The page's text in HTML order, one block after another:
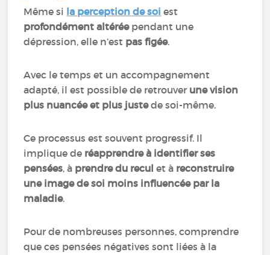
Même si la perception de soi est
profondément altérée pendant une
dépression, elle n’est pas figée.
Avec le temps et un accompagnement
adapté, il est possible de retrouver une vision
plus nuancée et plus justede soi-même.
Ce processus est souvent progressif. Il
implique de réapprendre à identifier ses
pensées, à prendre du recul et à reconstruire
une image de soi moins influencée par la
maladie.
Pour de nombreuses personnes, comprendre
que ces pensées négatives sont liées à la